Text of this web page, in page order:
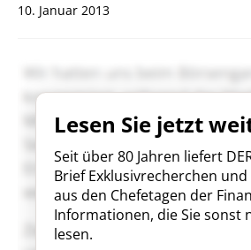
10. Januar 2013
Lesen Sie jetzt
Seit über 80 Jahren liefert
Brief Exklusivrecherchen
aus den Chefetagen der
Informationen, die Sie sonst
lesen.